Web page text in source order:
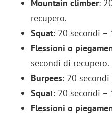
Mountain climber:
recupero.
Squat: 20 secondi –
Flessioni o
secondi di recupero.
Burpees: 20
Squat: 20 secondi –
Flessioni o